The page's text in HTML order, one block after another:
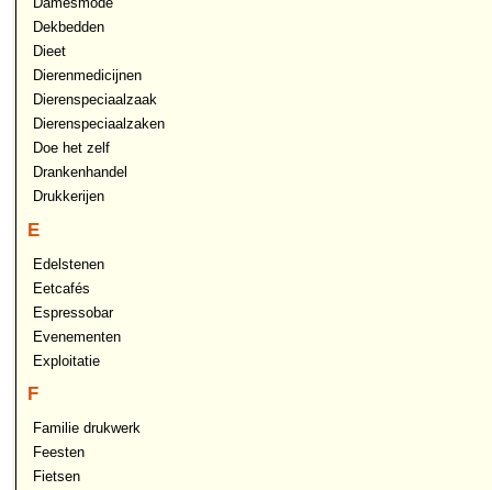
Dekbedden
Dieet
Dierenmedicijnen
Dierenspeciaalzaak
Dierenspeciaalzaken
Doe het zelf
Drankenhandel
Drukkerijen
E
Edelstenen
Eetcafés
Espressobar
Evenementen
Exploitatie
F
Familie drukwerk
Feesten
Fietsen